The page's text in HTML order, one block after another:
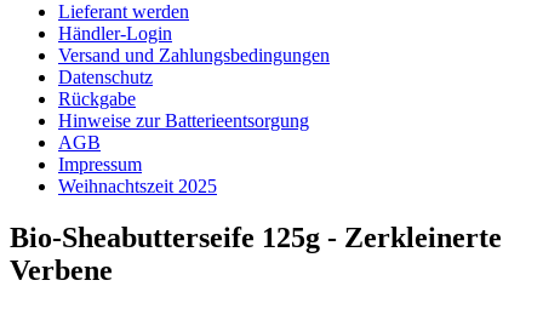
Lieferant werden
Händler-Login
Versand und Zahlungsbedingungen
Datenschutz
Rückgabe
Hinweise zur Batterieentsorgung
AGB
Impressum
Weihnachtszeit 2025
Bio-Sheabutterseife 125g - Zerkleinerte
Verbene